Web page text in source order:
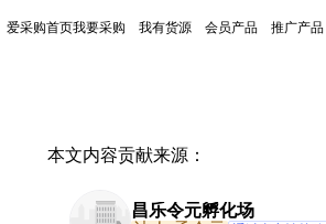
爱采购首页我要采购 我有货源 会员产品 推广产品
本文内容贡献来源：
昌乐令元孵化场